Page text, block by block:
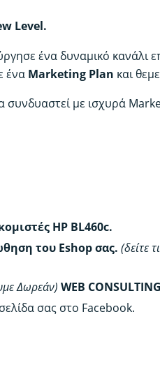
έξυπνα,
γρήγορα
χωρίς
Level.
ένα δυναμικό κανάλι
ένα Marketing Plan και
με ισχυρά
HP BL460c.
του Eshop σας.(δείτε
Δωρεάν)WEB CONSULTING
σας στο Facebook.